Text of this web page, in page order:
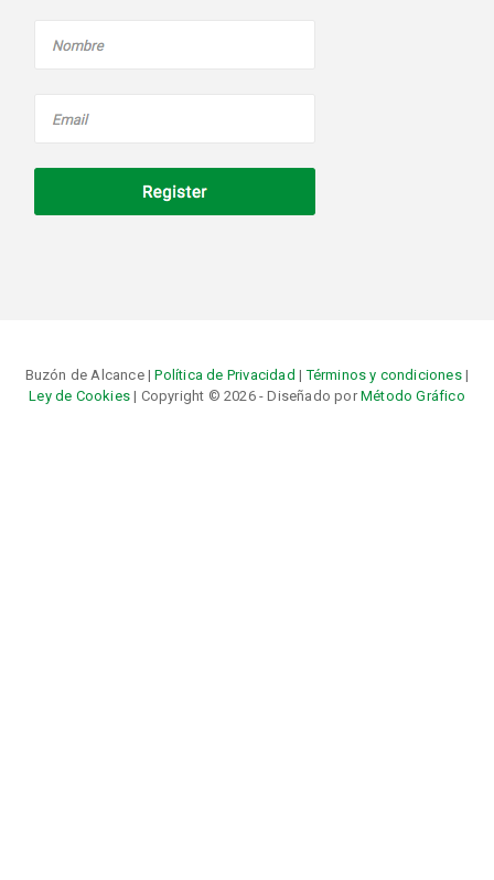
Buzón de Alcance |Política de Privacidad |Términos y condiciones|
Ley de Cookies | Copyright © 2026 - Diseñado porMétodo Gráfico